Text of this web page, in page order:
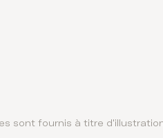
sont fournis à titre